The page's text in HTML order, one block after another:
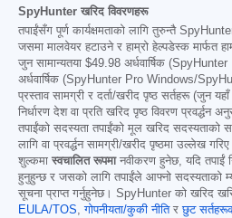
SpyHunter खरिद विवरणहरू
तपाईंसँग पूर्ण कार्यक्षमताको लागि तुरुन्तै
जसमा मालवेयर हटाउने र हाम्रो हेल्पडेस्क मार्फत
जुन सामान्यतया $49.98 अर्धवार्षिक
अर्धवार्षिक (SpyHunter Pro Windows/
प्रस्ताव सामग्री र दर्ता/खरीद पृष्ठ सर्तहरू (जुन
निर्धारण देश वा प्रति खरिद पृष्ठ विवरण
तपाईंको सदस्यता तपाईंको मूल खरिद सदस्यताको
लागि वा प्रवर्द्धन सामग्री/खरीद पृष्ठमा उल्लेख
शुल्कमा स्वचालित रूपमानवीकरण हुनेछ, यदि तपाईं
हुनुहुन्छ र जसको लागि तपाईंले आफ्नो सदस्यताको
सूचना प्राप्त गर्नुहुनेछ। SpyHunter को खरिद
EULA/TOS,गोपनीयता/कुकी नीतिरछुट